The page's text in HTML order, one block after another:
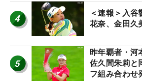
4
＜速報＞入
花奈、金田久
5
昨年覇者・河
佐久間朱莉
フ組み合わせ